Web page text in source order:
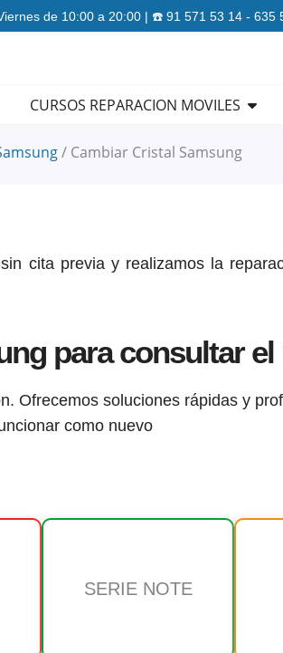
de 10:00 a 20:00 | ☎️ 91 571 53 14 - 635
DISPOSITIVOS
CURSOS REPARACION MOVILES
/ Cambiar Cristal Samsung
cita previa y realizamos la
para consultar
Ofrecemos soluciones rápidas y
como nuevo
SERIE NOTE